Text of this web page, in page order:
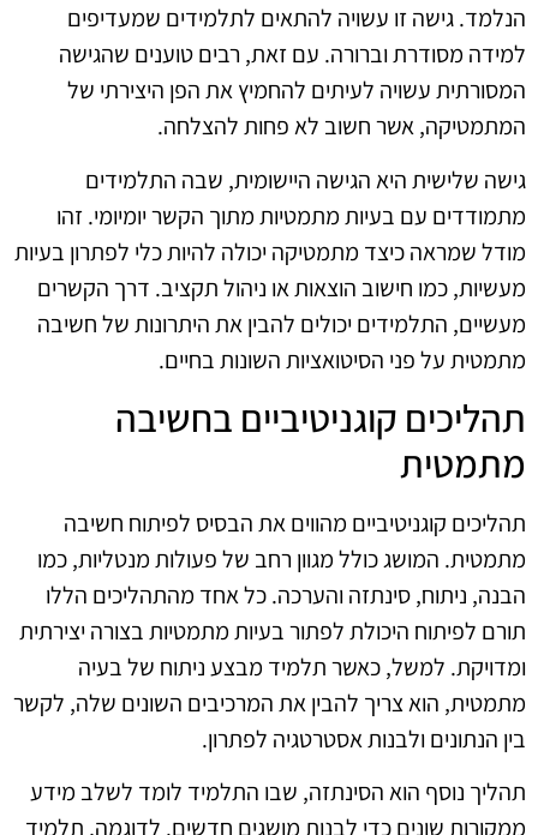
הנלמד. גישה זו עשויה להתאים לתלמידים שמעדיפים
למידה מסודרת וברורה. עם זאת, רבים טוענים שהגישה
המסורתית עשויה לעיתים להחמיץ את הפן היצירתי של
המתמטיקה, אשר חשוב לא פחות להצלחה.
גישה שלישית היא הגישה היישומית, שבה התלמידים
מתמודדים עם בעיות מתמטיות מתוך הקשר יומיומי. זהו
מודל שמראה כיצד מתמטיקה יכולה להיות כלי לפתרון בעיות
מעשיות, כמו חישוב הוצאות או ניהול תקציב. דרך הקשרים
מעשיים, התלמידים יכולים להבין את היתרונות של חשיבה
מתמטית על פני הסיטואציות השונות בחיים.
תהליכים קוגניטיביים בחשיבה
מתמטית
תהליכים קוגניטיביים מהווים את הבסיס לפיתוח חשיבה
מתמטית. המושג כולל מגוון רחב של פעולות מנטליות, כמו
הבנה, ניתוח, סינתזה והערכה. כל אחד מהתהליכים הללו
תורם לפיתוח היכולת לפתור בעיות מתמטיות בצורה יצירתית
ומדויקת. למשל, כאשר תלמיד מבצע ניתוח של בעיה
מתמטית, הוא צריך להבין את המרכיבים השונים שלה, לקשר
בין הנתונים ולבנות אסטרטגיה לפתרון.
תהליך נוסף הוא הסינתזה, שבו התלמיד לומד לשלב מידע
ממקורות שונים כדי לבנות מושגים חדשים. לדוגמה, תלמיד